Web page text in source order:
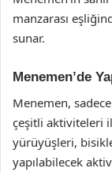
manzarası
sunar.
Menemen’de
Menemen,
çeşitli aktiviteleri
yürüyüşleri,
yapılabilecek